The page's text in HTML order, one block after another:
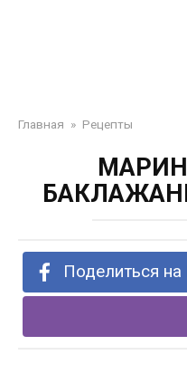
Главная » Рецепты
Поделиться